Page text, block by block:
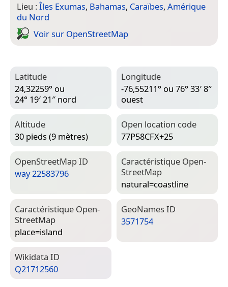
Lieu :Îles Exumas, Bahamas, Caraïbes, Amérique
du Nord
Voir sur Open­Street­Map
Latitude
24,32259° ou
24° 19′ 21″ nord
Longitude
-76,55211° ou 76° 33′ 8″
ouest
Altitude
30 pieds (9 mètres)
Open location code
77P58CFX+25
Open­Street­Map ID
way 22583796
Caractéristique Open­
Street­Map
natural=­coastline
Caractéristique Open­
Street­Map
place=­island
Geo­Names ID
3571754
Wiki­data ID
Q21712560